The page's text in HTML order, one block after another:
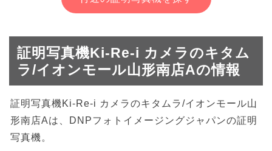
証明写真機Ki-Re-i カメラのキタム
ラ/イオンモール山形南店Aの情報
証明写真機Ki-Re-i カメラのキタムラ/イオンモール山
形南店Aは、DNPフォトイメージングジャパンの証明
写真機。